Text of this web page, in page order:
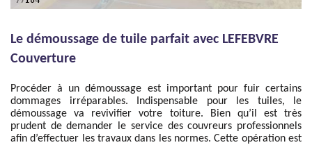
Le démoussage de tuile parfait avec LEFEBVRE
Couverture
Procéder à un démoussage est important pour fuir certains
dommages irréparables. Indispensable pour les tuiles, le
démoussage va revivifier votre toiture. Bien qu’il est très
prudent de demander le service des couvreurs professionnels
afin d’effectuer les travaux dans les normes. Cette opération est